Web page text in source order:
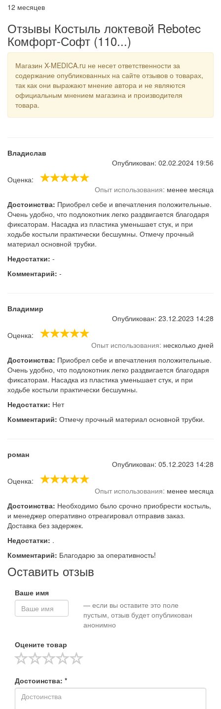
12 месяцев
Отзывы Костыль локтевой Rebotec
Комфорт-Софт (110...)
Магазин X-MEDICA.ru не несет ответственности за
содержание опубликованных на сайте отзывов о товарах,
так как они выражают мнение автора и не являются
официальным мнением магазина и производителя
товара.
Владислав
Опубликован: 02.02.2024 19:56
Оценка:
Опыт использования: менее месяца
Достоинства: Приобрел себе и впечатления положительные.
Очень удобно, что подлокотник легко раздвигается благодаря
фиксаторам. Насадка из пластика уменьшает стук, и при
ходьбе костыли практически бесшумны. Отмечу прочный
материал основной трубки.
Недостатки: -
Комментарий: -
Владимир
Опубликован: 23.12.2023 14:28
Оценка:
Опыт использования: несколько дней
Достоинства: Приобрел себе и впечатления положительные.
Очень удобно, что подлокотник легко раздвигается благодаря
фиксаторам. Насадка из пластика уменьшает стук, и при
ходьбе костыли практически бесшумны.
Недостатки: Нет
Комментарий: Отмечу прочный материал основной трубки.
роман
Опубликован: 05.12.2023 14:28
Оценка:
Опыт использования: менее месяца
Достоинства: Необходимо было срочно приобрести костыль,
и менеджер оперативно отреагировал отправив заказ.
Доставка без задержек.
Недостатки: .
Комментарий: Благодарю за оперативность!
Оставить отзыв
Ваше имя
— если вы оставите это поле
пустым, отзыв будет опубликован
анонимно
Оцените товар
Достоинства: *